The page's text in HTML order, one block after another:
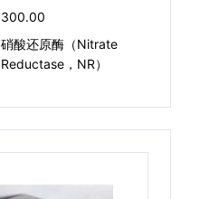
300.00
硝酸还原酶（Nitrate
Reductase，NR）